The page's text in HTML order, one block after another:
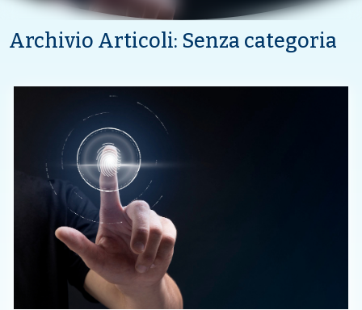
Archivio Articoli: Senza categoria